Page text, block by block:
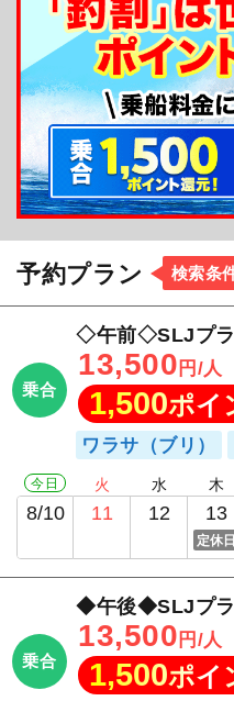
釣割会員の皆様、こ
す。助手付きで出船し
軽にお越しください！
予約プラン 検索条
乗合
◇午前◇SLJプ
13,500 円/人
1,500ポイ
ワラサ（ブリ）
今日
8/10
火
11
水
12
木
13
定休日
乗合
◆午後◆SLJプ
13,500 円/人
1,500ポイ